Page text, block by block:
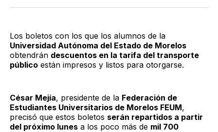
TwitterFacebook
LinkedIn
Email
Los boletos con los que los alumnos de la
Universidad Autónoma del Estado de Morelos
obtendrán descuentos en la tarifa del transporte
público están impresos y listos para otorgarse.
César Mejía, presidente de la Federación de
Estudiantes Universitarios de Morelos FEUM,
precisó que estos boletos serán repartidos a partir
del próximo lunes a los poco más de mil 700